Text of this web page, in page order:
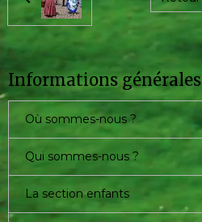
Informations générales
Où sommes-nous ?
Qui sommes-nous ?
La section enfants